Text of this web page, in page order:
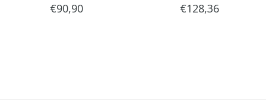
€90,90 schroeven
€128,36